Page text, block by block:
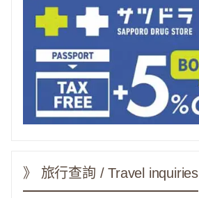
》 旅行查詢 / Travel inquiries